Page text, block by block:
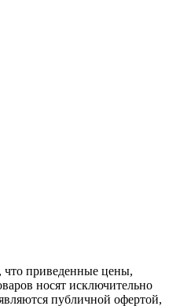
приведенные цены,
носят исключительно
публичной офертой,